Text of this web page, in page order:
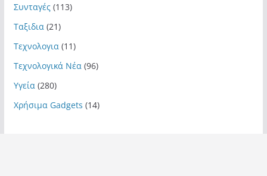
Συνταγές(113)
Ταξιδια(21)
Τεχνολογια(11)
Τεχνολογικά Νέα(96)
Υγεία(280)
Χρήσιμα Gadgets (14)